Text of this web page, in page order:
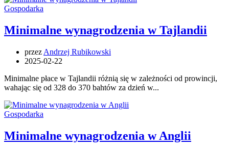
Gospodarka
Minimalne wynagrodzenia w Tajlandii
przez Andrzej Rubikowski
2025-02-22
Minimalne płace w Tajlandii różnią się w zależności od prowincji,
wahając się od 328 do 370 bahtów za dzień w...
Gospodarka
Minimalne wynagrodzenia w Anglii